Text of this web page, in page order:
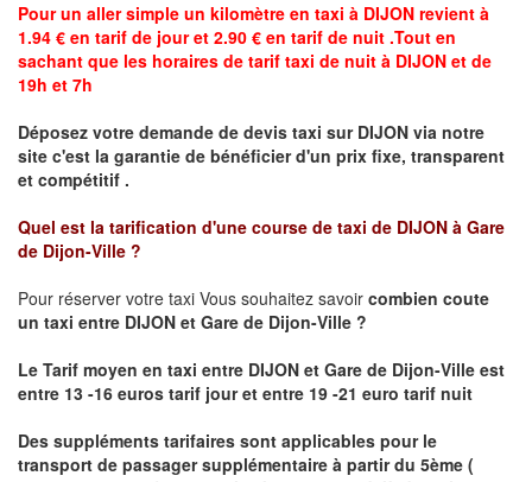
Pour un aller simple un kilomètre en taxi à DIJON revient à
1.94 € en tarif de jour et 2.90 € en tarif de nuit .Tout en
sachant que les horaires de tarif taxi de nuit à DIJON et de
19h et 7h
Déposez votre demande de devis taxi sur DIJON via notre
site c'est la garantie de bénéficier d'un prix fixe, transparent
et compétitif .
Quel est la tarification d'une course de taxi de DIJON à Gare
de Dijon-Ville ?
Pour réserver votre taxi Vous souhaitez savoir combien coute
un taxi entre DIJON et Gare de Dijon-Ville ?
Le Tarif moyen en taxi entre DIJON et Gare de Dijon-Ville est
entre 13 -16 euros tarif jour et entre 19 -21 euro tarif nuit
Des suppléments tarifaires sont applicables pour le
transport de passager supplémentaire à partir du 5ème (